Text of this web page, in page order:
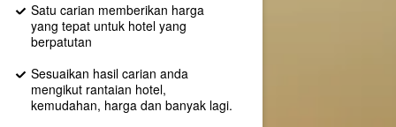
Satu carian memberikan harga
yang tepat untuk hotel yang
berpatutan
Sesuaikan hasil carian anda
mengikut rantaian hotel,
kemudahan, harga dan banyak lagi.